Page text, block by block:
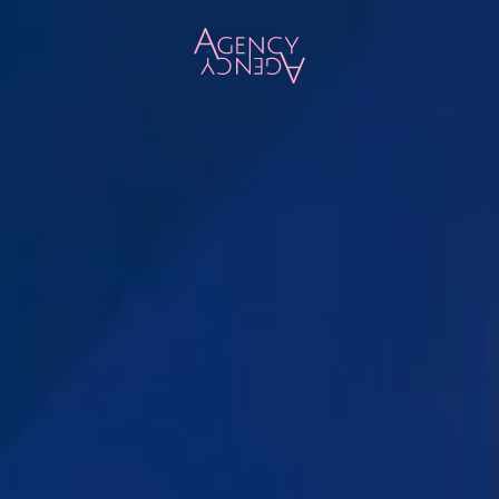
Zum Hauptinhalt springen